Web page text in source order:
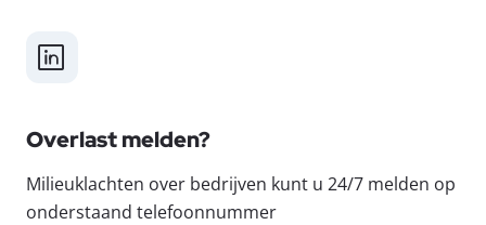
LinkedIn
Overlast melden?
Milieuklachten over bedrijven kunt u 24/7 melden op
onderstaand telefoonnummer